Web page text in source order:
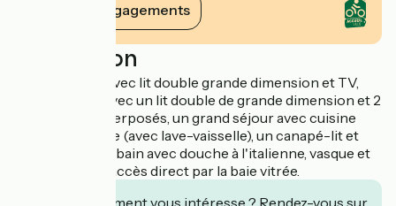
Voir ses engagements
Description
Une chambre avec lit double grande dimension et TV,
une chambre avec un lit double de grande dimension et 2
lits simples superposés, un grand séjour avec cuisine
ouverte équipée (avec lave-vaisselle), un canapé-lit et
TV, une salle de bain avec douche à l'italienne, vasque et
wc, jardin avec accès direct par la baie vitrée.
Cet établissement vous intéresse ? Rendez-vous sur